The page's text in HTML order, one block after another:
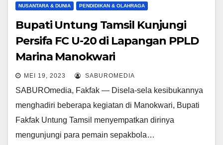
NUSANTARA & DUNIA PENDIDIKAN & OLAHRAGA
Bupati Untung Tamsil Kunjungi
Persifa FC U-20 di Lapangan PPLD
Marina Manokwari
MEI 19, 2023 SABUROMEDIA
SABUROmedia, Fakfak — Disela-sela kesibukannya
menghadiri beberapa kegiatan di Manokwari, Bupati
Fakfak Untung Tamsil menyempatkan dirinya
mengunjungi para pemain sepakbola…